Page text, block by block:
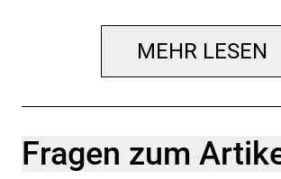
MEHR LESEN
Fragen zum